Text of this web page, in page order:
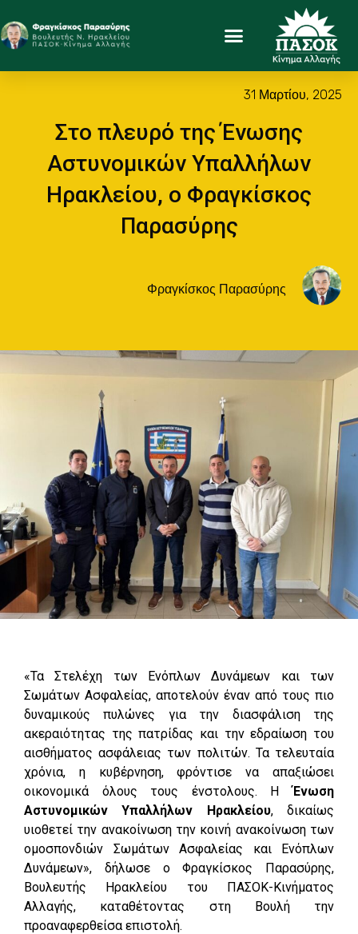
31 Μαρτίου, 2025
Στο πλευρό της Ένωσης
Αστυνομικών Υπαλλήλων
Ηρακλείου, ο Φραγκίσκος
Παρασύρης
Φραγκίσκος Παρασύρης
«Τα Στελέχη των Ενόπλων Δυνάμεων και των
Σωμάτων Ασφαλείας, αποτελούν έναν από τους πιο
δυναμικούς πυλώνες για την διασφάλιση της
ακεραιότητας της πατρίδας και την εδραίωση του
αισθήματος ασφάλειας των πολιτών. Τα τελευταία
χρόνια, η κυβέρνηση, φρόντισε να απαξιώσει
οικονομικά όλους τους ένστολους. ΗΈνωση
Αστυνομικών Υπαλλήλων Ηρακλείου, δικαίως
υιοθετεί την ανακοίνωση την κοινή ανακοίνωση των
ομοσπονδιών Σωμάτων Ασφαλείας και Ενόπλων
Δυνάμεων», δήλωσε ο Φραγκίσκος Παρασύρης,
Βουλευτής Ηρακλείου του ΠΑΣΟΚ-Κινήματος
Αλλαγής, καταθέτοντας στη Βουλή την
προαναφερθείσα επιστολή.